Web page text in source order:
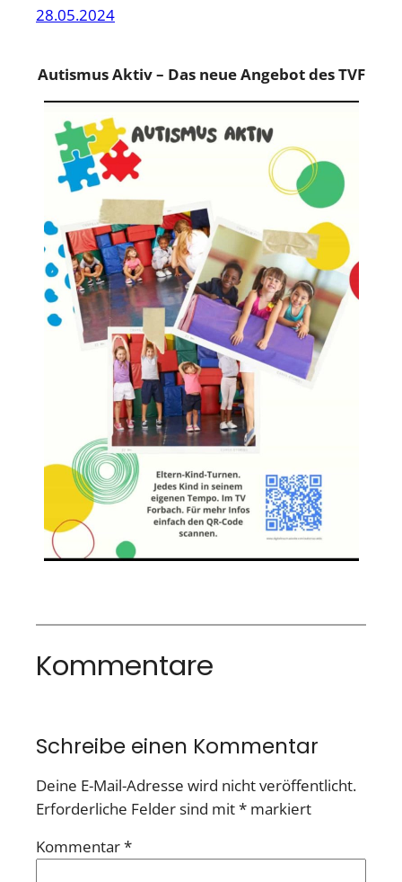
28.05.2024
Autismus Aktiv – Das neue Angebot des TVF
Kommentare
Schreibe einen Kommentar
Deine E-Mail-Adresse wird nicht veröffentlicht.
Erforderliche Felder sind mit* markiert
Kommentar*